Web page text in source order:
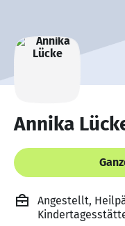
Annika
Angestellt,